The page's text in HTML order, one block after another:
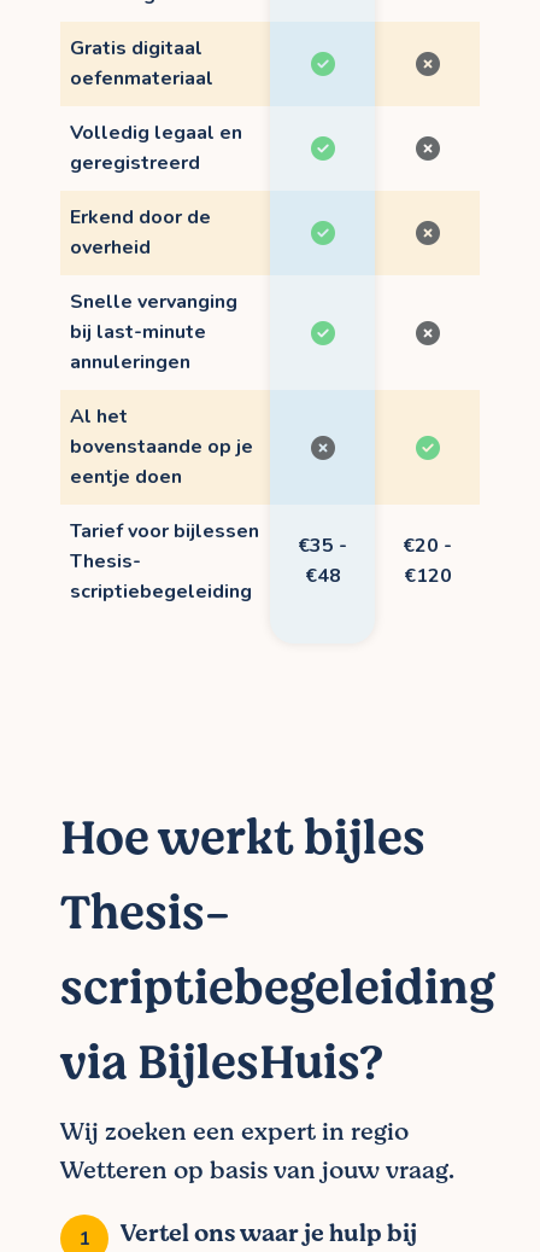
Gratis digitaal
oefenmateriaal
Volledig legaal en
geregistreerd
Erkend door de
overheid
Snelle vervanging
bij last-minute
annuleringen
Al het
bovenstaande op je
eentje doen
Tarief voor bijlessen
Thesis-
scriptiebegeleiding
€35 -
€48
€20 -
€120
Hoe werkt bijles
Thesis-
scriptiebegeleiding
via BijlesHuis?
Wij zoeken een expert in regio
Wetteren op basis van jouw vraag.
Vertel ons waar je hulp bij